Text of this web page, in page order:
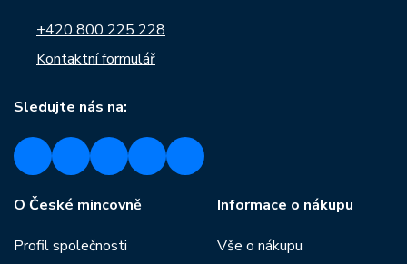
+420 800 225 228
Kontaktní formulář
Sledujte nás na:
O České mincovně
Profil společnosti
Informace o nákupu
Vše o nákupu